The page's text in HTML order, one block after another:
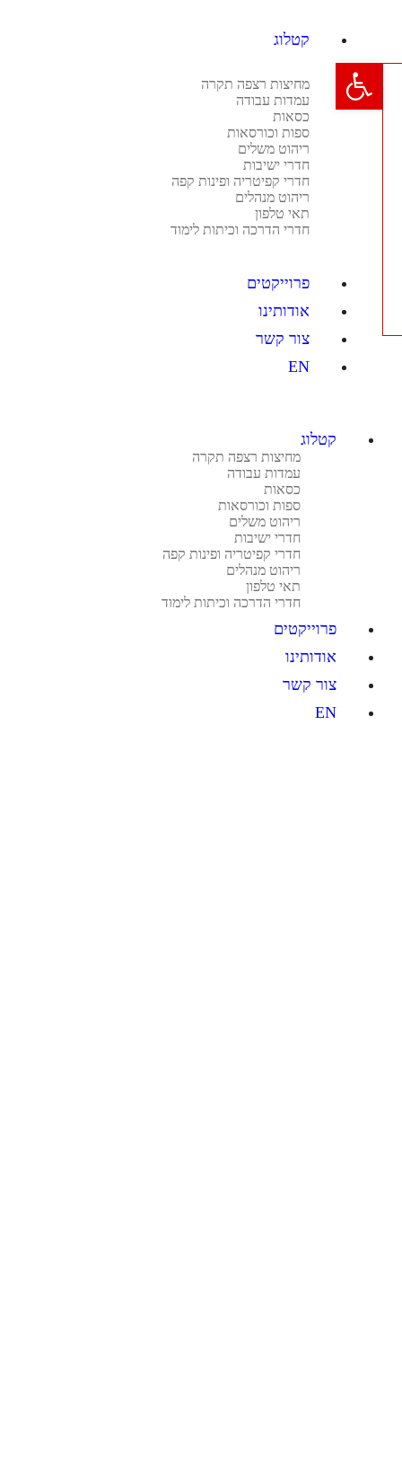
קטלוג
מחיצות רצפה תקרה
עמדות עבודה
כסאות
ספות וכורסאות
ריהוט משלים
חדרי ישיבות
חדרי קפיטריה ופינות קפה
ריהוט מנהלים
תאי טלפון
חדרי הדרכה וכיתות לימוד
פרוייקטים
אודותינו
צור קשר
EN
קטלוג
מחיצות רצפה תקרה
עמדות עבודה
כסאות
ספות וכורסאות
ריהוט משלים
חדרי ישיבות
חדרי קפיטריה ופינות קפה
ריהוט מנהלים
תאי טלפון
חדרי הדרכה וכיתות לימוד
פרוייקטים
אודותינו
צור קשר
EN
פתח סרגל נגישות